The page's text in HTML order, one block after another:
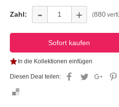
Zahl: - + (880
In die Kollektionen einfügen
Diesen Deal teilen: